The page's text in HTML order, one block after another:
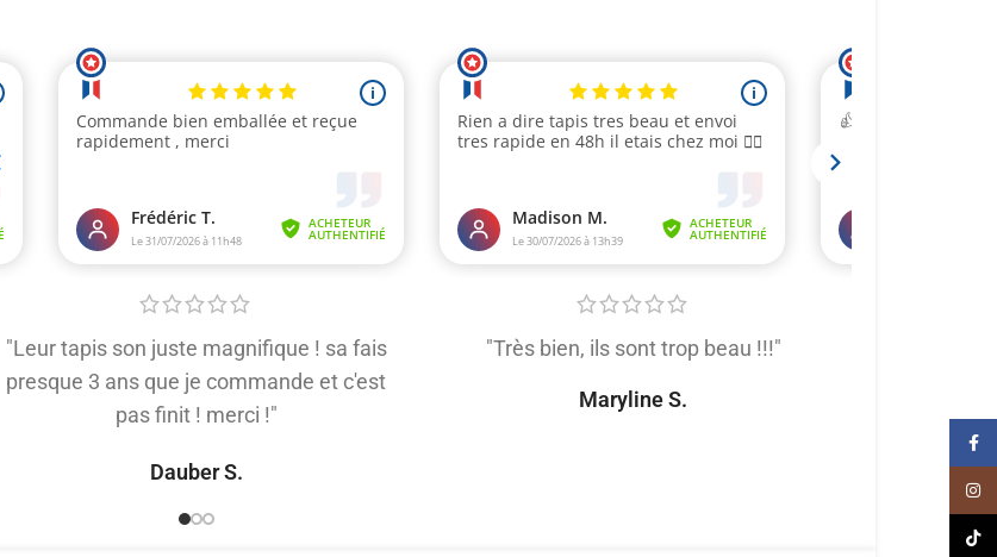
"Leur tapis son juste magnifique ! sa fais
presque 3 ans que je commande et c'est
pas finit ! merci !"
Dauber S.
"Très bien, ils sont trop beau !!!"
Maryline S.